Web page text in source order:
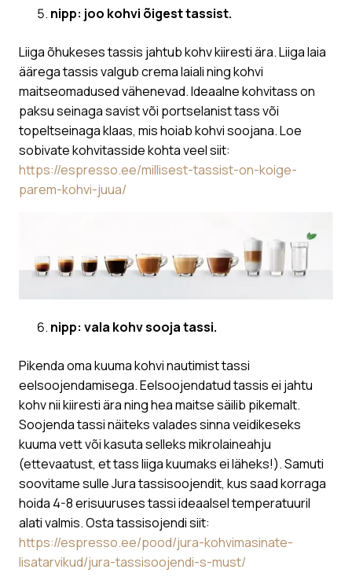
nipp: joo kohvi õigest tassist.
Liiga õhukeses tassis jahtub kohv kiiresti ära. Liiga laia
äärega tassis valgub crema laiali ning kohvi
maitseomadused vähenevad. Ideaalne kohvitass on
paksu seinaga savist või portselanist tass või
topeltseinaga klaas, mis hoiab kohvi soojana. Loe
sobivate kohvitasside kohta veel siit:
https://espresso.ee/millisest-tassist-on-koige-
parem-kohvi-juua/
nipp: vala kohv sooja tassi.
Pikenda oma kuuma kohvi nautimist tassi
eelsoojendamisega. Eelsoojendatud tassis ei jahtu
kohv nii kiiresti ära ning hea maitse säilib pikemalt.
Soojenda tassi näiteks valades sinna veidikeseks
kuuma vett või kasuta selleks mikrolaineahju
(ettevaatust, et tass liiga kuumaks ei läheks!). Samuti
soovitame sulle Jura tassisoojendit, kus saad korraga
hoida 4-8 erisuuruses tassi ideaalsel temperatuuril
alati valmis. Osta tassisojendi siit:
https://espresso.ee/pood/jura-kohvimasinate-
lisatarvikud/jura-tassisoojendi-s-must/